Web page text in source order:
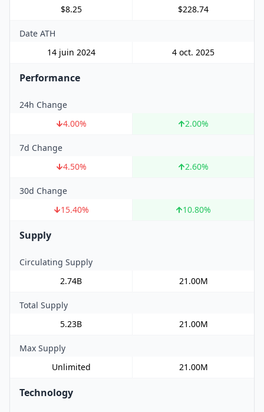
$8.25 $228.74
Date ATH
14 juin 2024
4 oct. 2025
Performance
24h Change
4.00% 2.00%
7d Change
4.50% 2.60%
30d Change
15.40% 10.80%
Supply
Circulating Supply
2.74B
21.00M
Total Supply
5.23B
21.00M
Max Supply
Unlimited
21.00M
Technology